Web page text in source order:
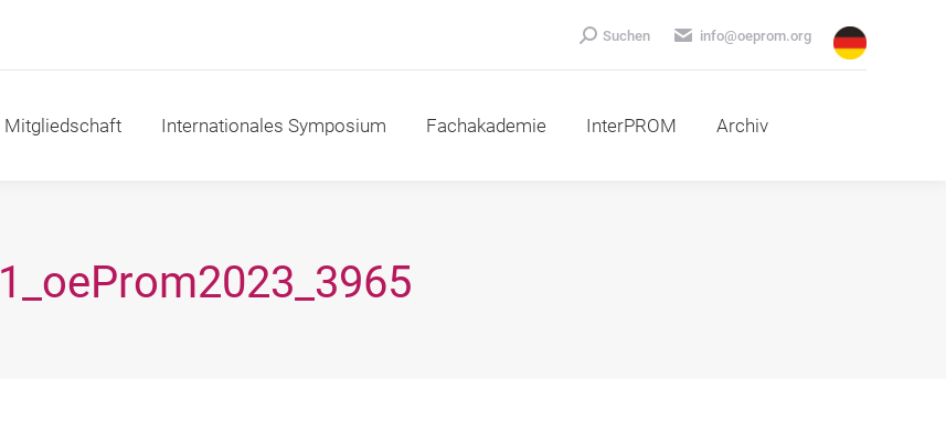
Search:Suchen info@oeprom.org
Mitgliedschaft Internationales Symposium Fachakademie InterPROM Archiv
1_oeProm2023_3965
InterPROM Archiv